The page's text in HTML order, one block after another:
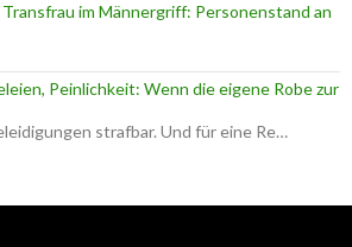
Transfrau im Männergriff: Personenstand an
Peinlichkeit: Wenn die eigene Robe zur
strafbar. Und für eine Re…